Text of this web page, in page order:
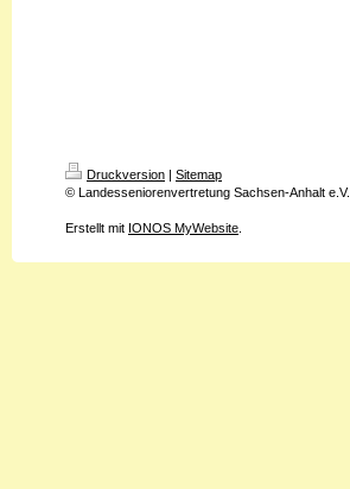
Druckversion | Sitemap
© Landesseniorenvertretung Sachsen-Anhalt e.V.
Erstellt mit IONOS MyWebsite